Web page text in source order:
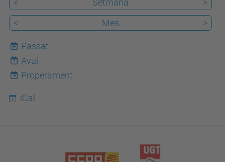
<
Setmana
>
<
Mes >
Passat
9
Avui
Properament
iCal